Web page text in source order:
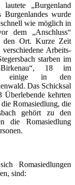
„Burgenland
wurde
wie möglich in
dem „Anschluss“
den Ort. Kurze Zeit
Arbeits-
starben im
Birkenau“, 18 im
einige in den
Das Schicksal
kehrten
Romasiedlung, die
gehört zu den
die Romasiedlung
Romasiedlungen
sind: